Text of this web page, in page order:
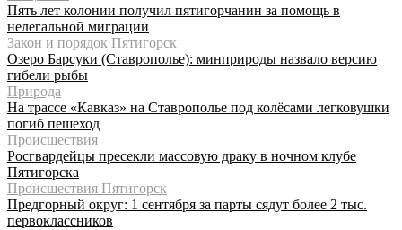
Пять лет колонии получил пятигорчанин за помощь в
нелегальной миграции
Закон и порядок Пятигорск
Озеро Барсуки (Ставрополье): минприроды назвало версию
гибели рыбы
Природа
На трассе «Кавказ» на Ставрополье под колёсами легковушки
погиб пешеход
Происшествия
Росгвардейцы пресекли массовую драку в ночном клубе
Пятигорска
Происшествия Пятигорск
Предгорный округ: 1 сентября за парты сядут более 2 тыс.
первоклассников